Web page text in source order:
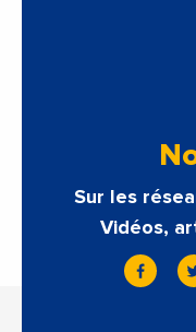
Sur les
Vidéos,